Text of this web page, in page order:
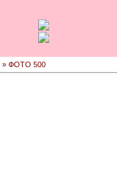
» ФОТО 500